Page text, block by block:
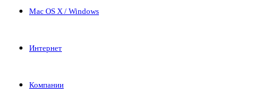
Mac OS X / Windows
Интернет
Компании